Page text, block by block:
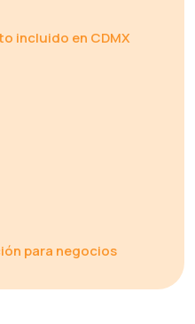
incluido en CDMX
para negocios